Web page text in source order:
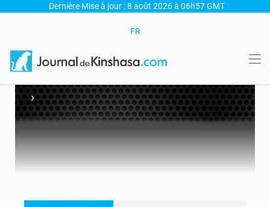
Dernière Mise à jour : 8 août 2026 à 06h57 GMT
FR
›